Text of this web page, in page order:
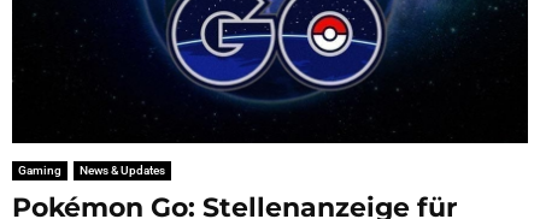
Gaming News & Updates
Pokémon Go: Stellenanzeige für